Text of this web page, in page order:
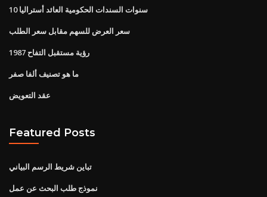
10 سنوات السندات الحكومية العائد أستراليا
سعر العرض للسهم مقابل سعر الطلب
رؤية مستقبل التفاح 1987
ما هو تصنيف ألفا صفر
عقد التعويض
Featured Posts
تباين شريط الرسم البياني
نموذج طلب البحث عن عمل